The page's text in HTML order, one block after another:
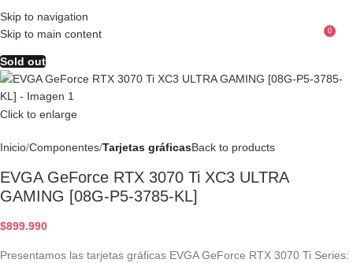
Skip to navigation
Skip to main content
Menu
0
Sold out
Click to enlarge
Inicio Componentes Tarjetas gráficasBack to products
EVGA GeForce RTX 3070 Ti XC3 ULTRA
GAMING [08G-P5-3785-KL]
$899.990
Presentamos las tarjetas gráficas EVGA GeForce RTX 3070 Ti Series: